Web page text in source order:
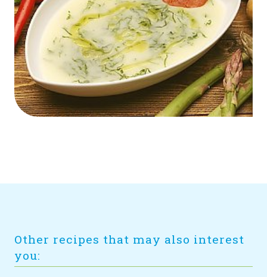
Other recipes that may also interest
you: